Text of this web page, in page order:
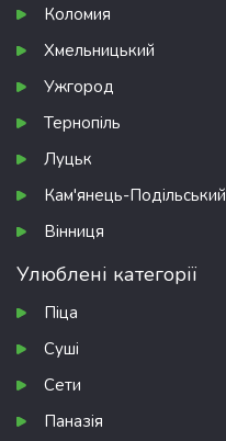
Коломия
Хмельницький
Ужгород
Тернопіль
Луцьк
Кам'янець-Подільський
Вінниця
Улюблені категорії
Піца
Суші
Сети
Паназія